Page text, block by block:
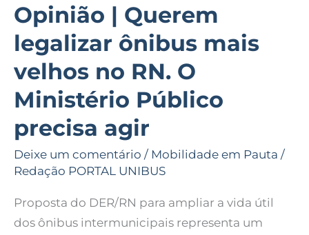
Opinião | Querem
legalizar ônibus mais
velhos no RN. O
Ministério Público
precisa agir
Deixe um comentário / Mobilidade em Pauta /
Redação PORTAL UNIBUS
Proposta do DER/RN para ampliar a vida útil
dos ônibus intermunicipais representa um
precisa
agir